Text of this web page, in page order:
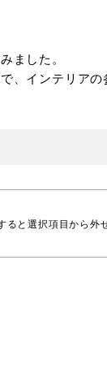
ました。
、インテリアの
ると選択項目から外